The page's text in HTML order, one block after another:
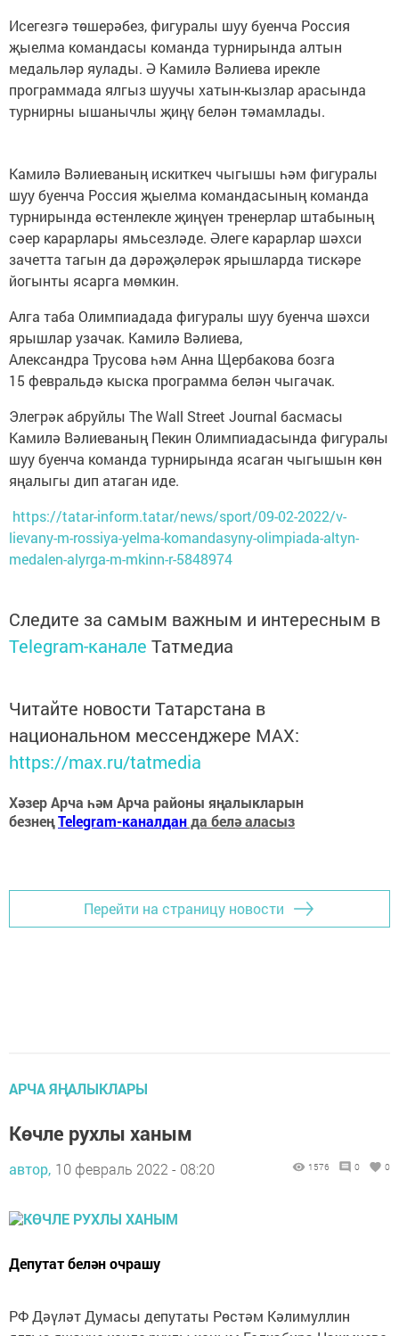
Исегезгә төшерәбез, фигуралы шуу буенча Россия
җыелма командасы команда турнирында алтын
медальләр яулады. Ә Камилә Вәлиева ирекле
программада ялгыз шуучы хатын-кызлар арасында
турнирны ышанычлы җиңү белән тәмамлады.
Камилә Вәлиеваның искиткеч чыгышы һәм фигуралы
шуу буенча Россия җыелма командасының команда
турнирында өстенлекле җиңүен тренерлар штабының
сәер карарлары ямьсезләде. Әлеге карарлар шәхси
зачетта тагын да дәрәҗәлерәк ярышларда тискәре
йогынты ясарга мөмкин.
Алга таба Олимпиадада фигуралы шуу буенча шәхси
ярышлар узачак. Камилә Вәлиева,
Александра Трусова һәм Анна Щербакова бозга
15 февральдә кыска программа белән чыгачак.
Элегрәк абруйлы The Wall Street Journal басмасы
Камилә Вәлиеваның Пекин Олимпиадасында фигуралы
шуу буенча команда турнирында ясаган чыгышын көн
яңалыгы дип атаган иде.
https://tatar-inform.tatar/news/sport/09-02-2022/v-
lievany-m-rossiya-yelma-komandasyny-olimpiada-altyn-
medalen-alyrga-m-mkinn-r-5848974
Следите за самым важным и интересным в
Telegram-канале Татмедиа
Читайте новости Татарстана в
национальном мессенджере MАХ:
https://max.ru/tatmedia
Хәзер Арча һәм Арча районы яңалыкларын
безнеңTelegram-каналданда белә аласыз
Перейти на страницу новости
АРЧА ЯҢАЛЫКЛАРЫ
Көчле рухлы ханым
автор, 10 февраль 2022 - 08:20 1576 0 0
Депутат белән очрашу
РФ Дәүләт Думасы депутаты Рөстәм Кәлимуллин